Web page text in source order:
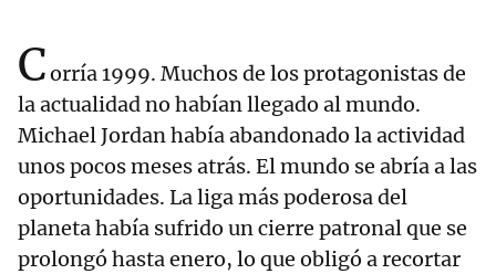
Corría 1999. Muchos de los protagonistas de
la actualidad no habían llegado al mundo.
Michael Jordan había abandonado la actividad
unos pocos meses atrás. El mundo se abría a las
oportunidades. La liga más poderosa del
planeta había sufrido un cierre patronal que se
prolongó hasta enero, lo que obligó a recortar